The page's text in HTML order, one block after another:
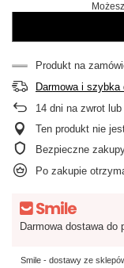
Produkt na
Darmowa i szybka
14 dni na zwrot
Ten produkt nie
Bezpieczne
Po zakupie
Darmowa dostawa do
Smile - dostawy ze